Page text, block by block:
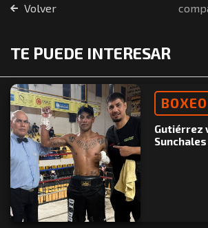
Volver
TE PUEDE INTERESAR
BOXEO
Gutiérrez
Sunchales